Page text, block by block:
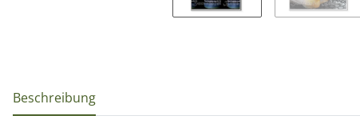
weitere Registerkarten anzeigen
Beschreibung